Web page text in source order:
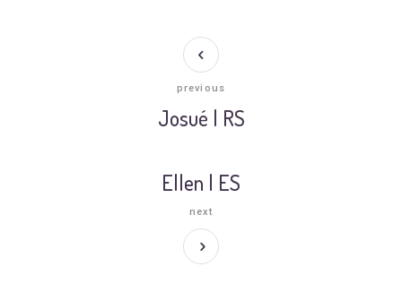
Josué | RS
previous
Ellen | ES
next